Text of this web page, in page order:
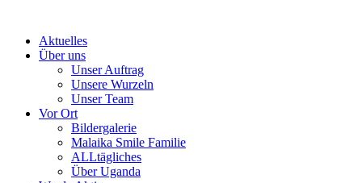
contentAktuelles
Über uns
Unser Auftrag
Unsere Wurzeln
Unser Team
Vor Ort
Bildergalerie
Malaika Smile Familie
ALLtägliches
Über Uganda